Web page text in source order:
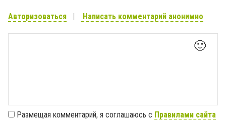
Авторизоваться Написать комментарий анонимно
🙂
Размещая комментарий, я соглашаюсь с Правилами сайта